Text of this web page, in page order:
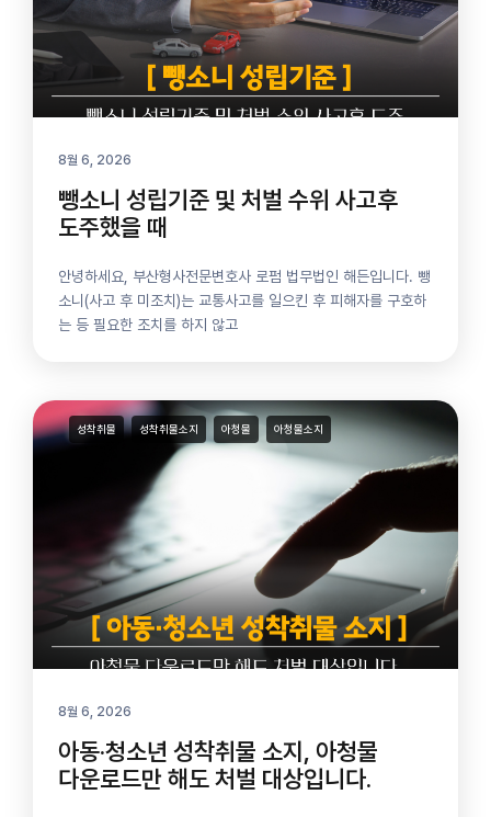
8월 6, 2026
뺑소니 성립기준 및 처벌 수위 사고후
도주했을 때
안녕하세요, 부산형사전문변호사 로펌 법무법인 해든입니다. 뺑
소니(사고 후 미조치)는 교통사고를 일으킨 후 피해자를 구호하
는 등 필요한 조치를 하지 않고
성착취물 성착취물소지 아청물 아청물소지
8월 6, 2026
아동·청소년 성착취물 소지, 아청물
다운로드만 해도 처벌 대상입니다.